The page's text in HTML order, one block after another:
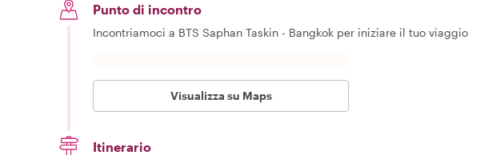
Punto di incontro
Incontriamoci a BTS Saphan Taskin - Bangkok per iniziare il tuo viaggio
Visualizza su Maps
Itinerario